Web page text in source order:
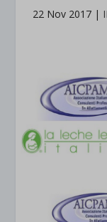
22 Nov 2017 |